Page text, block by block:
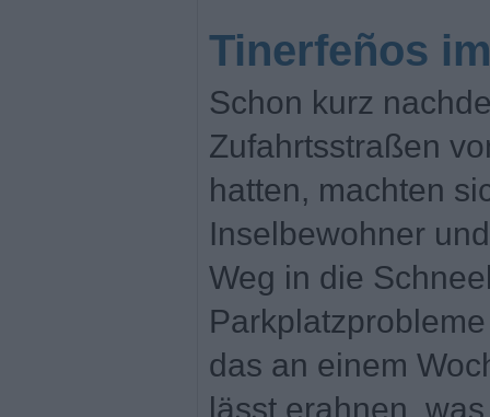
Tinerfeños
Schon kurz
Zufahrtsstraßen
hatten, machten
Inselbewohner
Weg in die
das an einem
lässt erahnen,